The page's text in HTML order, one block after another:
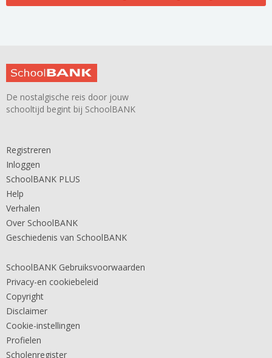
De nostalgische reis door jouw
schooltijd begint bij SchoolBANK
Registreren
Inloggen
SchoolBANK PLUS
Help
Verhalen
Over SchoolBANK
Geschiedenis van SchoolBANK
SchoolBANK Gebruiksvoorwaarden
Privacy-en cookiebeleid
Copyright
Disclaimer
Cookie-instellingen
Profielen
Scholenregister